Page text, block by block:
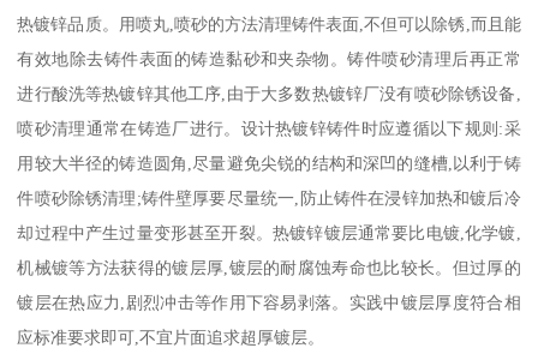
热镀锌品质。用喷丸,喷砂的方法清理铸件表面,不但可以除锈,而且能
有效地除去铸件表面的铸造黏砂和夹杂物。铸件喷砂清理后再正常
进行酸洗等热镀锌其他工序,由于大多数热镀锌厂没有喷砂除锈设备,
喷砂清理通常在铸造厂进行。设计热镀锌铸件时应遵循以下规则:采
用较大半径的铸造圆角,尽量避免尖锐的结构和深凹的缝槽,以利于铸
件喷砂除锈清理;铸件壁厚要尽量统一,防止铸件在浸锌加热和镀后冷
却过程中产生过量变形甚至开裂。热镀锌镀层通常要比电镀,化学镀,
机械镀等方法获得的镀层厚,镀层的耐腐蚀寿命也比较长。但过厚的
镀层在热应力,剧烈冲击等作用下容易剥落。实践中镀层厚度符合相
应标准要求即可,不宜片面追求超厚镀层。